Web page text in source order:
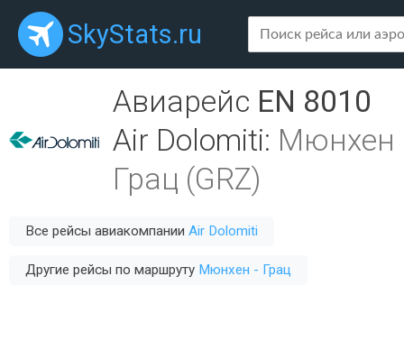
SkyStats.ru
Авиарейс EN 8010
Air Dolomiti: Мюнхен
Грац (GRZ)
Все рейсы авиакомпании Air Dolomiti
Другие рейсы по маршруту Мюнхен - Грац